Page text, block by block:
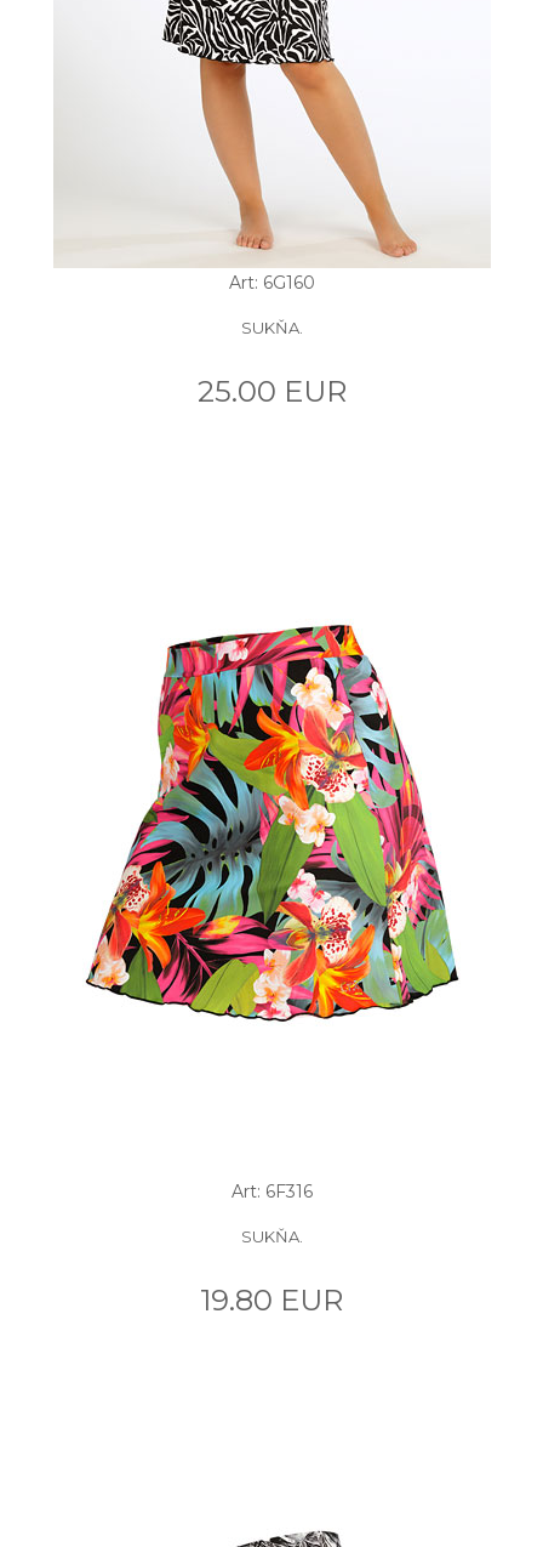
Art: 6G160
SUKŇA.
25.00 EUR
Art: 6F316
SUKŇA.
19.80 EUR